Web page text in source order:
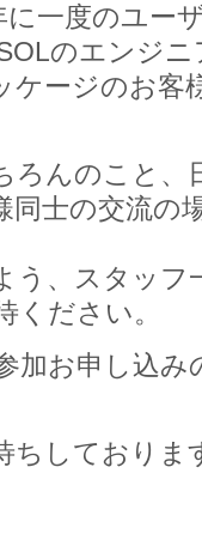
一度のユー
のエンジ
ケージのお客
ろんのこと、
同士の交流の
う、スタッフ
ください。
加お申し込み
ちしておりま